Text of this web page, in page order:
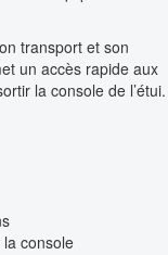
transport et son
un accès rapide aux
la console de l’étui.
console